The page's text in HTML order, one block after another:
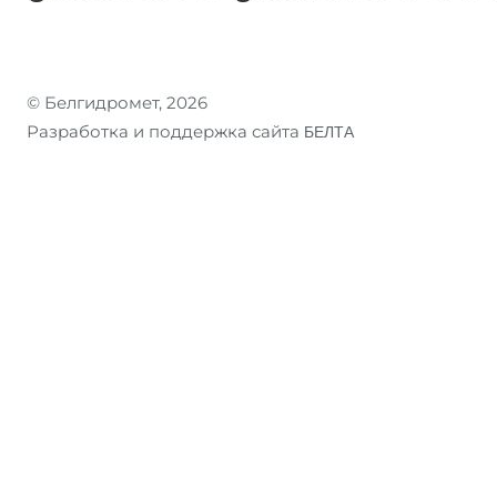
© Белгидромет, 2026
Разработка и поддержка сайта БЕЛТА